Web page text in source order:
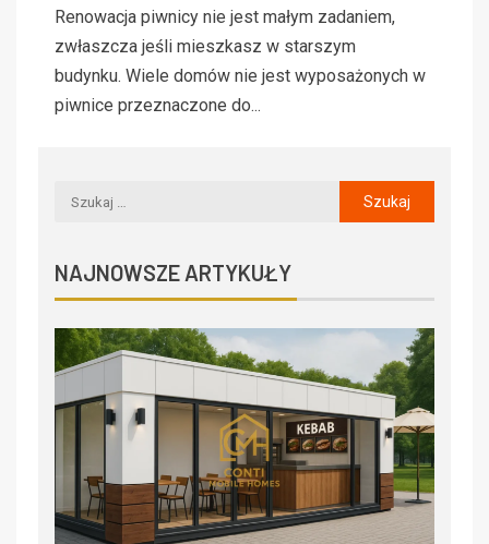
Renowacja piwnicy nie jest małym zadaniem,
zwłaszcza jeśli mieszkasz w starszym
budynku. Wiele domów nie jest wyposażonych w
piwnice przeznaczone do...
NAJNOWSZE ARTYKUŁY